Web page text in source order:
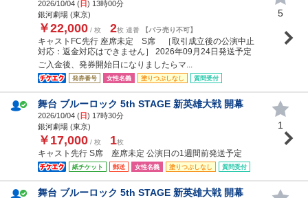
2026/10/04 (日) 13時00分
銀河劇場 (東京)
￥22,000 / 枚 2枚 連番 【バラ売り不可】
キャストFC先行 座席未定 S席 ［取引成立後の公演中止
対応：返金対応はできません］ 2026年09月24日発送予定
ご入金後、発券開始日になりましたらマ...
発券番号 女性名義 塗りつぶしなし 質問受付
5
舞台 ブルーロック 5th STAGE 新英雄大戦 開幕
2026/10/04 (日) 17時30分
銀河劇場 (東京)
￥17,000 / 枚 1枚
キャスト先行 S席 座席未定 公演日の1週間前発送予定
紙チケット 郵送 女性名義 塗りつぶしなし 質問受付
1
舞台 ブルーロック 5th STAGE 新英雄大戦 開幕